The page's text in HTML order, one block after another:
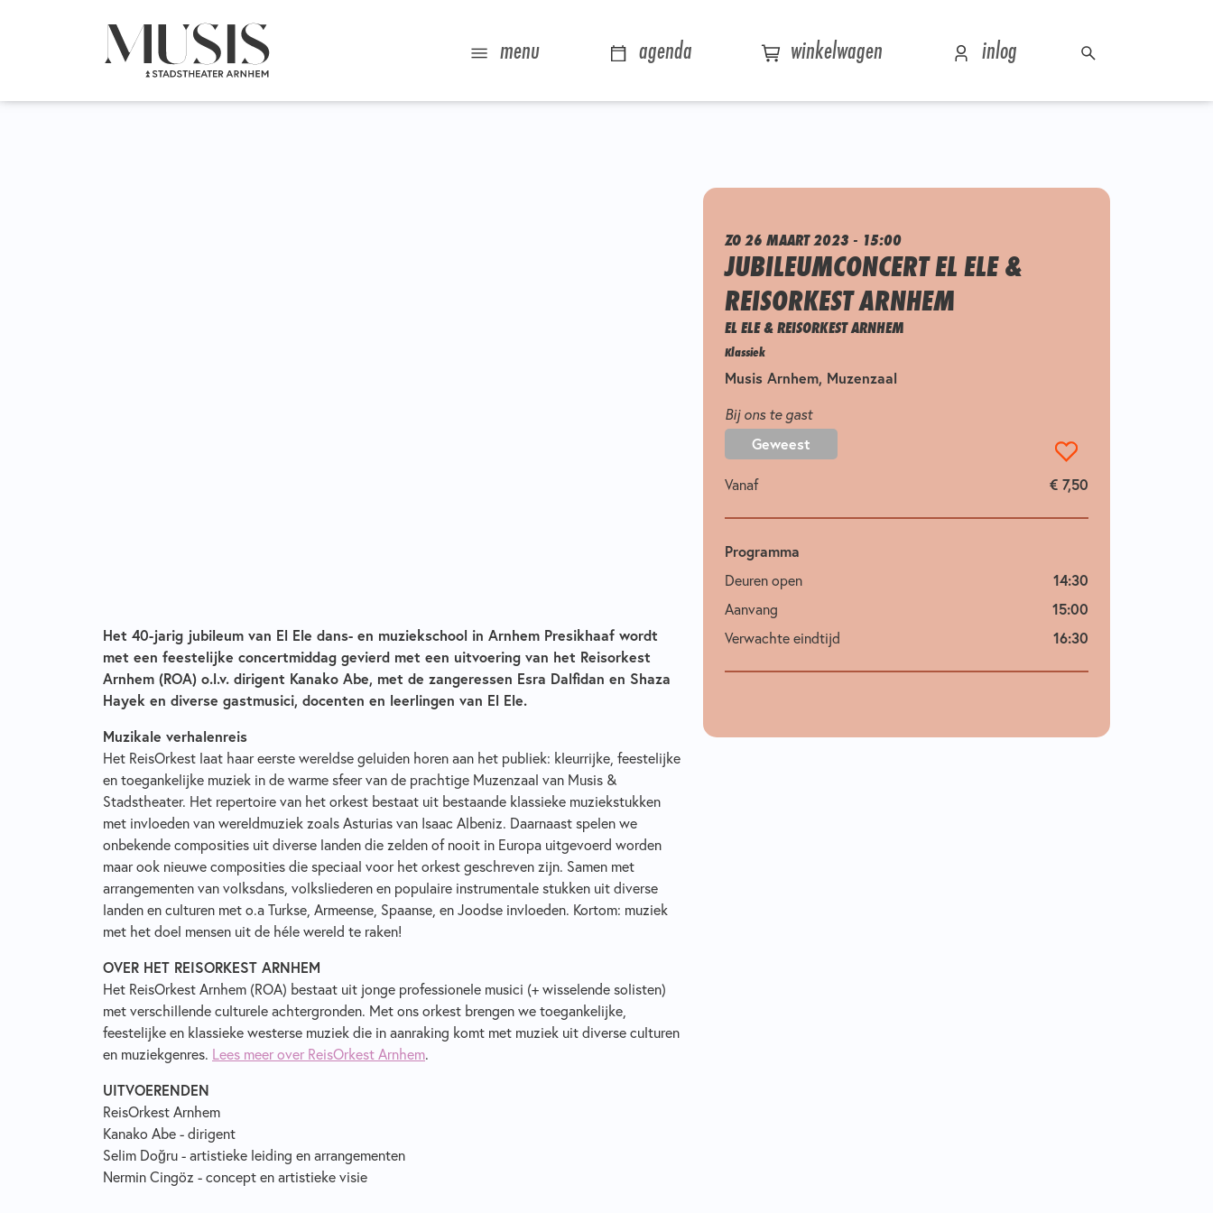
menu agenda winkelwagen inlog
Het 40-jarig jubileum van El Ele dans- en muziekschool in Arnhem Presikhaaf wordt
met een feestelijke concertmiddag gevierd met een uitvoering van het Reisorkest
Arnhem (ROA) o.l.v. dirigent Kanako Abe, met de zangeressen Esra Dalfidan en Shaza
Hayek en diverse gastmusici, docenten en leerlingen van El Ele.
Muzikale verhalenreis
Het ReisOrkest laat haar eerste wereldse geluiden horen aan het publiek: kleurrijke, feestelijke
en toegankelijke muziek in de warme sfeer van de prachtige Muzenzaal van Musis &
Stadstheater. Het repertoire van het orkest bestaat uit bestaande klassieke muziekstukken
met invloeden van wereldmuziek zoals Asturias van Isaac Albeniz. Daarnaast spelen we
onbekende composities uit diverse landen die zelden of nooit in Europa uitgevoerd worden
maar ook nieuwe composities die speciaal voor het orkest geschreven zijn. Samen met
arrangementen van volksdans, volksliederen en populaire instrumentale stukken uit diverse
landen en culturen met o.a Turkse, Armeense, Spaanse, en Joodse invloeden. Kortom: muziek
met het doel mensen uit de héle wereld te raken!
OVER HET REISORKEST ARNHEM
Het ReisOrkest Arnhem (ROA) bestaat uit jonge professionele musici (+ wisselende solisten)
met verschillende culturele achtergronden. Met ons orkest brengen we toegankelijke,
feestelijke en klassieke westerse muziek die in aanraking komt met muziek uit diverse culturen
en muziekgenres. Lees meer over ReisOrkest Arnhem.
UITVOERENDEN
ReisOrkest Arnhem
Kanako Abe - dirigent
Selim Doğru - artistieke leiding en arrangementen
Nermin Cingöz - concept en artistieke visie
ZO 26 MAART 2023 - 15:00
JUBILEUMCONCERT EL ELE &
REISORKEST ARNHEM
EL ELE & REISORKEST ARNHEM
Klassiek
Musis Arnhem, Muzenzaal
Bij ons te gast
Geweest
Vanaf € 7,50
Programma
Deuren open
Aanvang
Verwachte eindtijd
14:30
15:00
16:30